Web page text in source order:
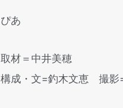
ぴあ
取材＝中井美穂
構成・文=釣木文恵 撮影